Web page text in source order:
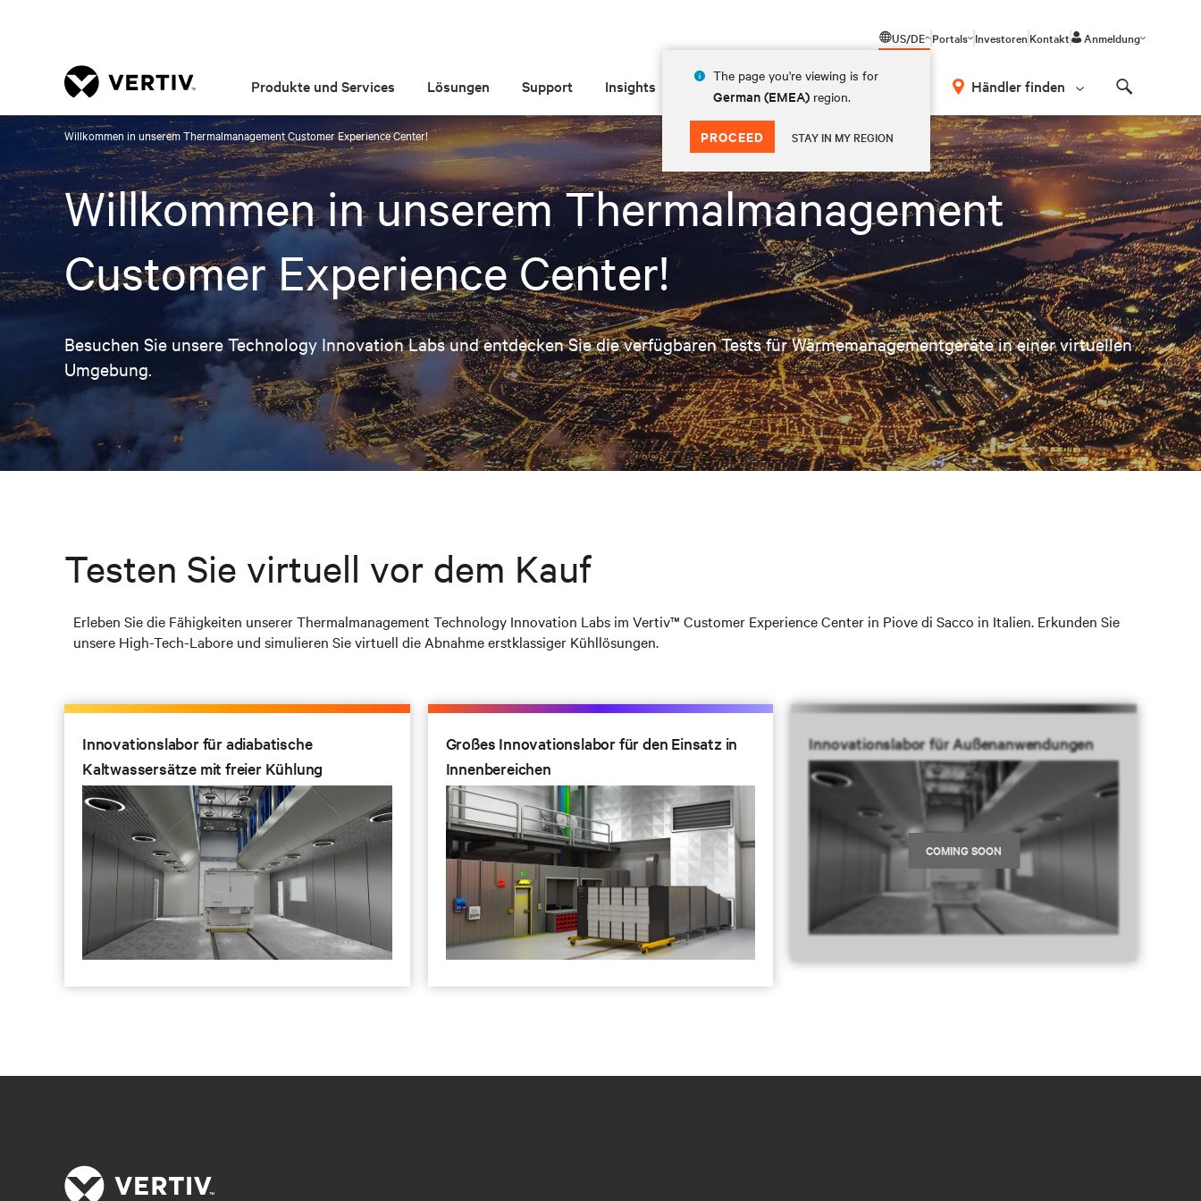
US/DE
The page you're viewing is for
German (EMEA) region.
PROCEED STAY IN MY REGION
Portals InvestorenKontakt Anmeldung
Produkte und Services Lösungen Support Insights Über Vertiv Händler finden
Willkommen in unserem Thermalmanagement Customer Experience Center!
Willkommen in unserem Thermalmanagement
Customer Experience Center!
Besuchen Sie unsere Technology Innovation Labs und entdecken Sie die verfügbaren Tests für Wärmemanagementgeräte in einer virtuellen
Umgebung.
Testen Sie virtuell vor dem Kauf
Erleben Sie die Fähigkeiten unserer Thermalmanagement Technology Innovation Labs im Vertiv™ Customer Experience Center in Piove di Sacco in Italien. Erkunden Sie
unsere High-Tech-Labore und simulieren Sie virtuell die Abnahme erstklassiger Kühllösungen.
Innovationslabor für adiabatische
Kaltwassersätze mit freier Kühlung
Großes Innovationslabor für den Einsatz in
Innenbereichen
Innovationslabor für Außenanwendungen